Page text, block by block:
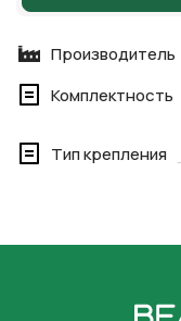
Производитель
Комплектность
Тип крепления